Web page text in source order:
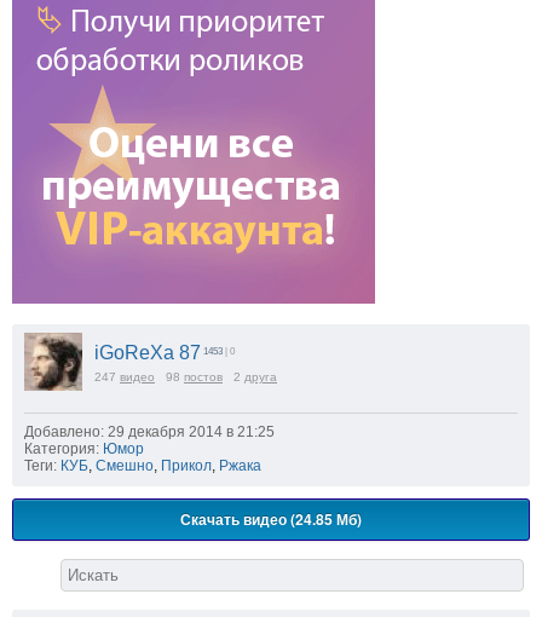
iGoReXa 87 1453 | 0
247 видео 98 постов 2 друга
Добавлено: 29 декабря 2014 в 21:25
Категория: Юмор
Теги: КУБ Смешно Прикол Ржака
Скачать видео (24.85 Мб)